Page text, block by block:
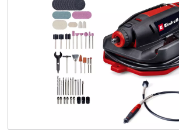
čeština